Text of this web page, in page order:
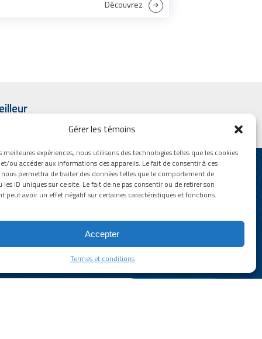
Gérer les témoins
meilleures expériences, nous utilisons des technologies telles que les cookies
ou accéder aux informations des appareils. Le fait de consentir à ces
permettra de traiter des données telles que le comportement de
ID uniques sur ce site. Le fait de ne pas consentir ou de retirer son
peut avoir un effet négatif sur certaines caractéristiques et fonctions.
Accepter
Termes et conditions
Découvrez
nos prochains événements et nos
ainsi que nos vidéos sont